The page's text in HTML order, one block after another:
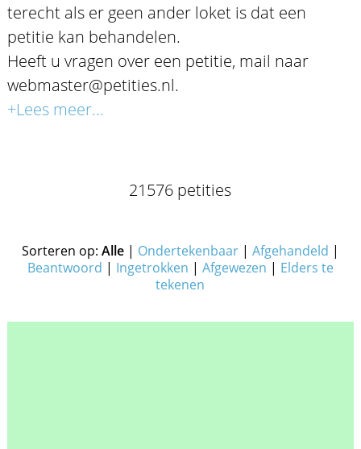
terecht als er geen ander loket is dat een
petitie kan behandelen.
Heeft u vragen over een petitie, mail naar
webmaster@petities.nl.
+Lees meer...
21576 petities
Sorteren op: Alle| Ondertekenbaar| Afgehandeld |
Beantwoord | Ingetrokken | Afgewezen | Elders te
tekenen